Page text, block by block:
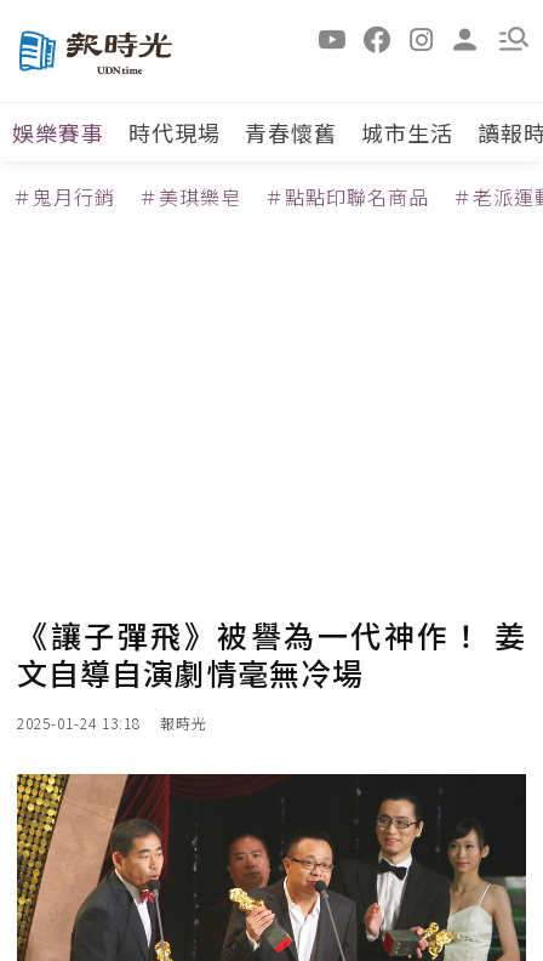
娛樂賽事 時代現場 青春懷舊 城市生活 讀報
＃鬼月行銷 ＃美琪樂皂 ＃點點印聯名商品 ＃老派運
《讓子彈飛》被譽為一代神作！ 姜
文自導自演劇情毫無冷場
2025-01-24 13:18 報時光